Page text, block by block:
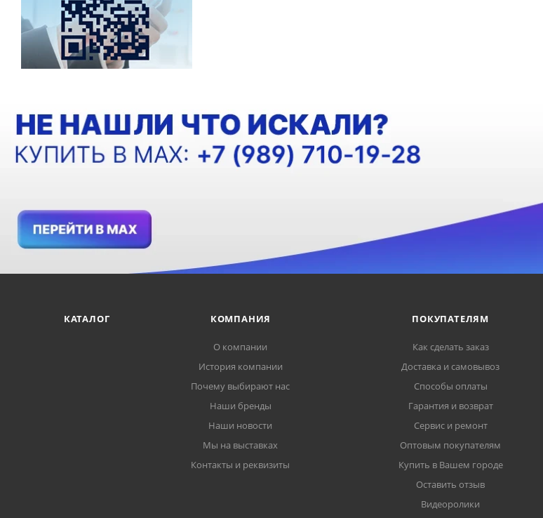
КАТАЛОГ КОМПАНИЯ
О компании
История компании
Почему выбирают нас
Наши бренды
Наши новости
Мы на выставках
Контакты и реквизиты
ПОКУПАТЕЛЯМ
Как сделать заказ
Доставка и самовывоз
Способы оплаты
Гарантия и возврат
Сервис и ремонт
Оптовым покупателям
Купить в Вашем городе
Оставить отзыв
Видеоролики